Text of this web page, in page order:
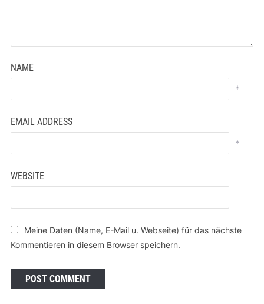
NAME
*
EMAIL ADDRESS
*
WEBSITE
Meine Daten (Name, E-Mail u. Webseite) für das nächste
Kommentieren in diesem Browser speichern.